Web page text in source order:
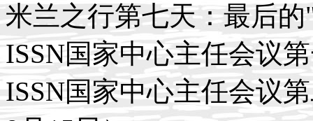
米兰之行第七天：最后
ISSN国家中心主任会议
ISSN国家中心主任会议